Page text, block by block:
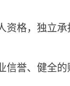
资格，独立
信誉、健全